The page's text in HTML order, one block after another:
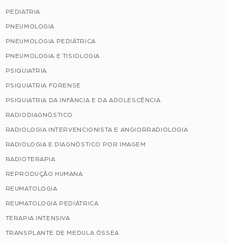
PEDIATRIA
PNEUMOLOGIA
PNEUMOLOGIA PEDIÁTRICA
PNEUMOLOGIA E TISIOLOGIA
PSIQUIATRIA
PSIQUIATRIA FORENSE
PSIQUIATRIA DA INFÂNCIA E DA ADOLESCÊNCIA
RADIODIAGNÓSTICO
RADIOLOGIA INTERVENCIONISTA E ANGIORRADIOLOGIA
RADIOLOGIA E DIAGNÓSTICO POR IMAGEM
RADIOTERAPIA
REPRODUÇÃO HUMANA
REUMATOLOGIA
REUMATOLOGIA PEDIÁTRICA
TERAPIA INTENSIVA
TRANSPLANTE DE MEDULA ÓSSEA